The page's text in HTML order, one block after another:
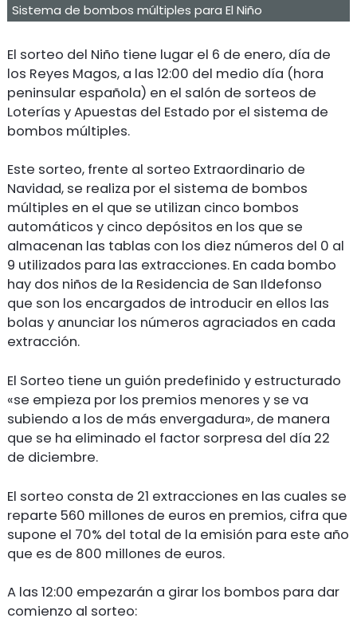
Sistema de bombos múltiples para El Niño
El sorteo del Niño tiene lugar el 6 de enero, día de
los Reyes Magos, a las 12:00 del medio día (hora
peninsular española) en el salón de sorteos de
Loterías y Apuestas del Estado por el sistema de
bombos múltiples.
Este sorteo, frente al sorteo Extraordinario de
Navidad, se realiza por el sistema de bombos
múltiples en el que se utilizan cinco bombos
automáticos y cinco depósitos en los que se
almacenan las tablas con los diez números del 0 al
9 utilizados para las extracciones. En cada bombo
hay dos niños de la Residencia de San Ildefonso
que son los encargados de introducir en ellos las
bolas y anunciar los números agraciados en cada
extracción.
El Sorteo tiene un guión predefinido y estructurado
«se empieza por los premios menores y se va
subiendo a los de más envergadura», de manera
que se ha eliminado el factor sorpresa del día 22
de diciembre.
El sorteo consta de 21 extracciones en las cuales se
reparte 560 millones de euros en premios, cifra que
supone el 70% del total de la emisión para este año
que es de 800 millones de euros.
A las 12:00 empezarán a girar los bombos para dar
comienzo al sorteo: